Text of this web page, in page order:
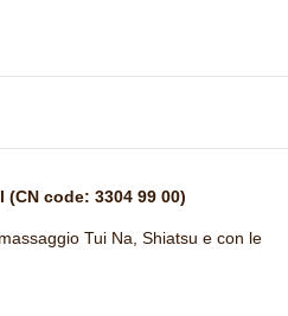
(CN code: 3304 99 00)
Tui Na, Shiatsu e con le